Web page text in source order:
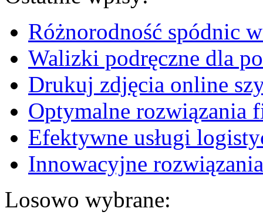
Różnorodność spódnic
Walizki podręczne dla
Drukuj zdjęcia online
Optymalne rozwiązania
Efektywne usługi
Innowacyjne
Losowo wybrane: